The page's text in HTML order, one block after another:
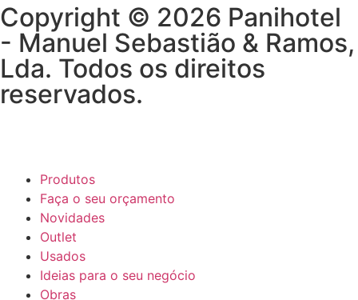
Copyright © 2026 Panihotel
- Manuel Sebastião & Ramos,
Lda. Todos os direitos
reservados.
Produtos
Faça o seu orçamento
Novidades
Outlet
Usados
Ideias para o seu negócio
Obras